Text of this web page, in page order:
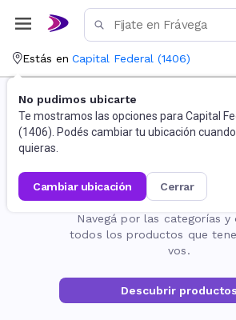
Estás en Capital Federal (1406)
No pudimos ubicarte
Te mostramos las opciones para Capital
(1406). Podés cambiar tu ubicación cuando
quieras.
cambiar ubicación cerrar
La página no
Navegá por las categorías y
todos los productos que
vos.
Descubrir productos